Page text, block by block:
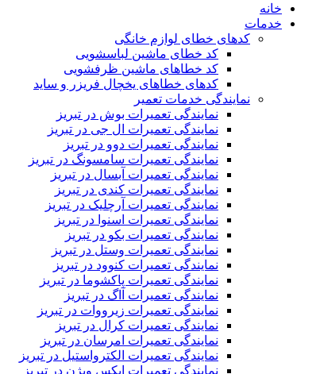
خانه
خدمات
کدهای خطای لوازم خانگی
کد خطای ماشین لباسشویی
کد خطاهای ماشین ظرفشویی
کدهای خطاهای یخچال فریزر و ساید
نمایندگی خدمات تعمیر
نمایندگی تعمیرات بوش در تبریز
نمایندگی تعمیرات ال جی در تبریز
نمایندگی تعمیرات دوو در تبریز
نمایندگی تعمیرات سامسونگ در تبریز
نمایندگی تعمیرات آبسال در تبریز
نمایندگی تعمیرات کندی در تبریز
نمایندگی تعمیرات آرچلیک در تبریز
نمایندگی تعمیرات اسنوا در تبریز
نمایندگی تعمیرات بکو در تبریز
نمایندگی تعمیرات وستل در تبریز
نمایندگی تعمیرات کنوود در تبریز
نمایندگی تعمیرات پاکشوما در تبریز
نمایندگی تعمیرات آاگ در تبریز
نمایندگی تعمیرات زیرووات در تبریز
نمایندگی تعمیرات کرال در تبریز
نمایندگی تعمیرات امرسان در تبریز
نمایندگی تعمیرات الکترواستیل در تبریز
نمایندگی تعمیرات ایکس ویژن در تبریز